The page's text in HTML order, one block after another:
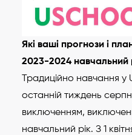
Які ваші прогнози і
2023-2024 навчальний
Традиційно навчання
останній тиждень
виключенням,
навчальний рік. З 1